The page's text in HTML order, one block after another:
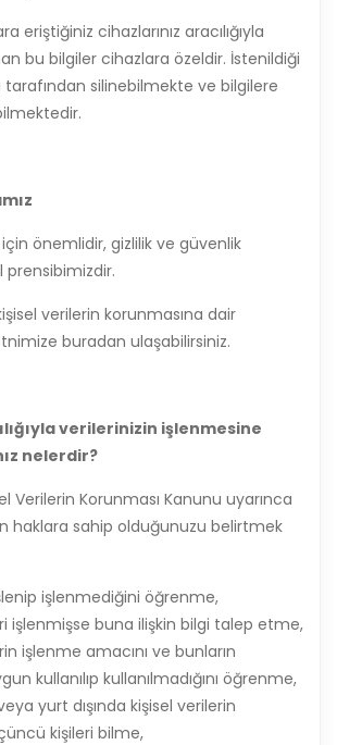
eriştiğiniz cihazlarınız aracılığıyla
bu bilgiler cihazlara özeldir. İstenildiği
tarafından silinebilmekte ve bilgilere
önemlidir, gizlilik ve güvenlik
prensibimizdir.
verilerin korunmasına dair
buradan ulaşabilirsiniz.
verilerinizin işlenmesine
nelerdir?
Verilerin Korunması Kanunu uyarınca
haklara sahip olduğunuzu belirtmek
işlenmediğini öğrenme,
işlenmişse buna ilişkin bilgi talep etme,
işlenme amacını ve bunların
kullanılıp kullanılmadığını öğrenme,
yurt dışında kişisel verilerin
kişileri bilme,